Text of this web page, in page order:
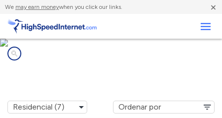
We may earn moneywhen you click our links. ×